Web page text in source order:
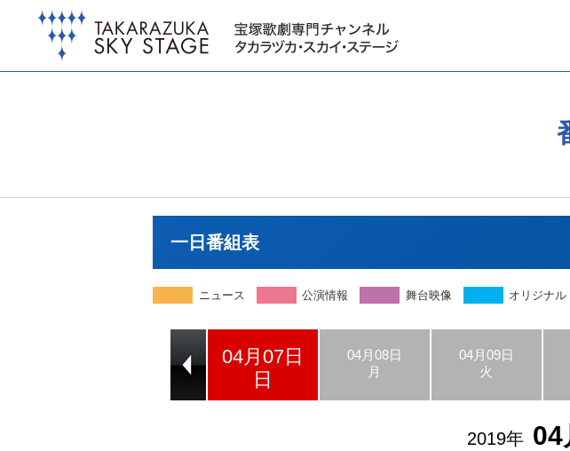
一日番組表
ニュース 公演情報 舞台映像 オリジナル
04月07日
日
04月08日
月
04月09日
火
2019年 04